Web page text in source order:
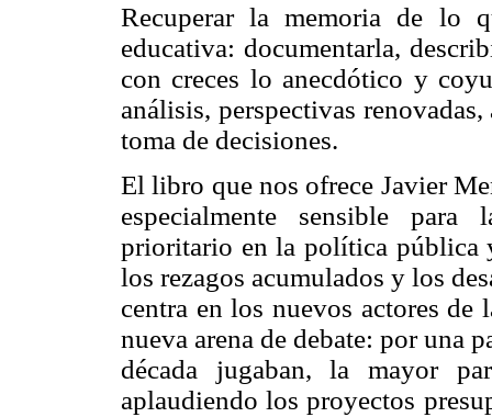
Recuperar la memoria de lo
educativa: documentarla,
con creces lo anecdótico y
análisis, perspectivas
toma de decisiones.
El libro que nos ofrece Javier
especialmente sensible para
prioritario en la política pública
los rezagos acumulados y los
centra en los nuevos actores de
nueva arena de debate: por una
década jugaban, la mayor
aplaudiendo los proyectos